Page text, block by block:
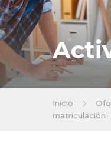
Inicio
matriculación